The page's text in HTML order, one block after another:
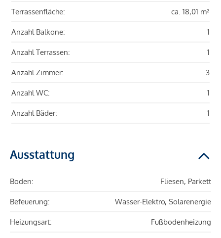
Terrassenfläche: ca. 18,01 m²
Anzahl Balkone: 1
Anzahl Terrassen: 1
Anzahl Zimmer: 3
Anzahl WC: 1
Anzahl Bäder: 1
Ausstattung
Boden: Fliesen, Parkett
Befeuerung: Wasser-Elektro, Solarenergie
Heizungsart: Fußbodenheizung